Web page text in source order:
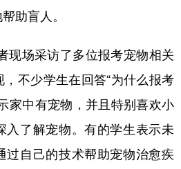
助盲人。
场采访了多位报考宠物相关
不少学生在回答“为什么报考
家中有宠物，并且特别喜欢小
入了解宠物。有的学生表示未
过自己的技术帮助宠物治愈疾